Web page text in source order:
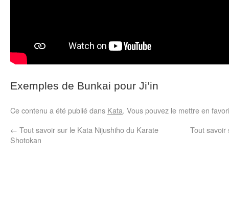
Exemples de Bunkai pour Ji’in
Ce contenu a été publié dans Kata. Vous pouvez le mettre en
← Tout savoir sur le Kata Nijushiho du Karate
Shotokan
Tout savoir